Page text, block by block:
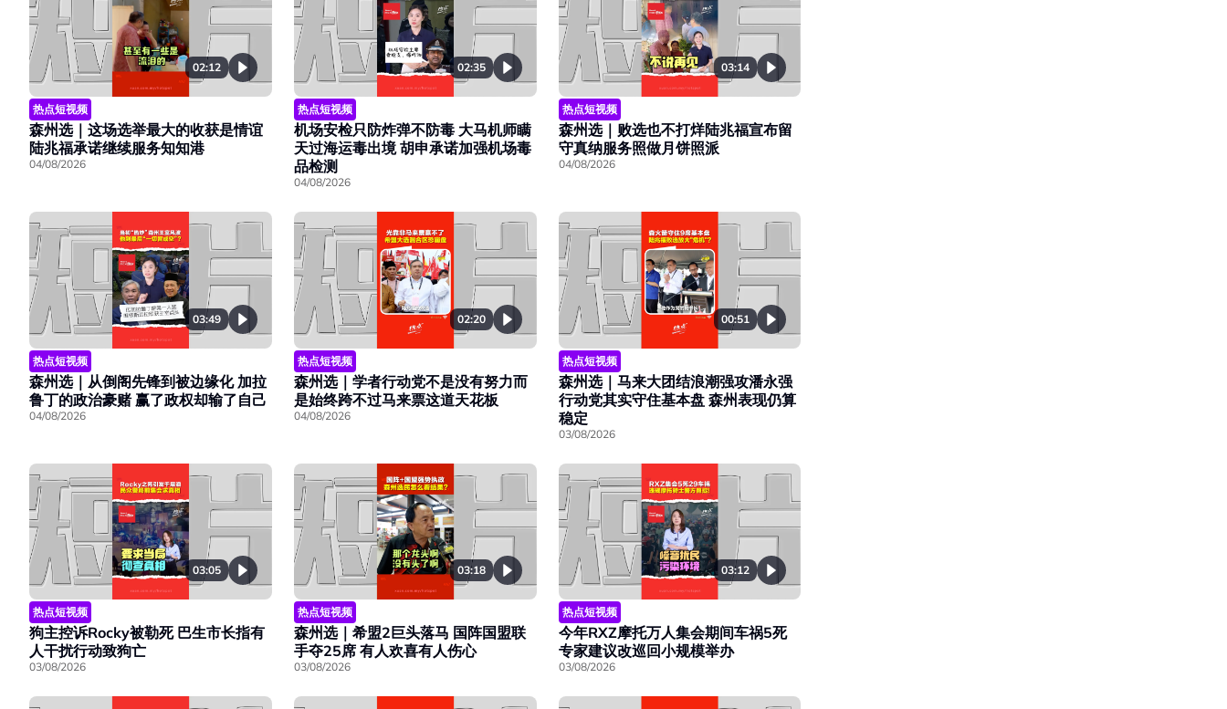
02:12
热点短视频
森州选｜这场选举最大的收获是情谊
陆兆福承诺继续服务知知港
04/08/2026
02:35
热点短视频
机场安检只防炸弹不防毒 大马机师瞒
天过海运毒出境 胡申承诺加强机场毒
品检测
04/08/2026
03:14
热点短视频
森州选｜败选也不打烊陆兆福宣布留
守真纳服务照做月饼照派
04/08/2026
03:49
热点短视频
森州选｜从倒阁先锋到被边缘化 加拉
鲁丁的政治豪赌 赢了政权却输了自己
04/08/2026
02:20
热点短视频
森州选｜学者行动党不是没有努力而
是始终跨不过马来票这道天花板
04/08/2026
00:51
热点短视频
森州选｜马来大团结浪潮强攻潘永强
行动党其实守住基本盘 森州表现仍算
稳定
03/08/2026
03:05
热点短视频
狗主控诉Rocky被勒死 巴生市长指有
人干扰行动致狗亡
03/08/2026
03:18
热点短视频
森州选｜希盟2巨头落马 国阵国盟联
手夺25席 有人欢喜有人伤心
03/08/2026
03:12
热点短视频
今年RXZ摩托万人集会期间车祸5死
专家建议改巡回小规模举办
03/08/2026